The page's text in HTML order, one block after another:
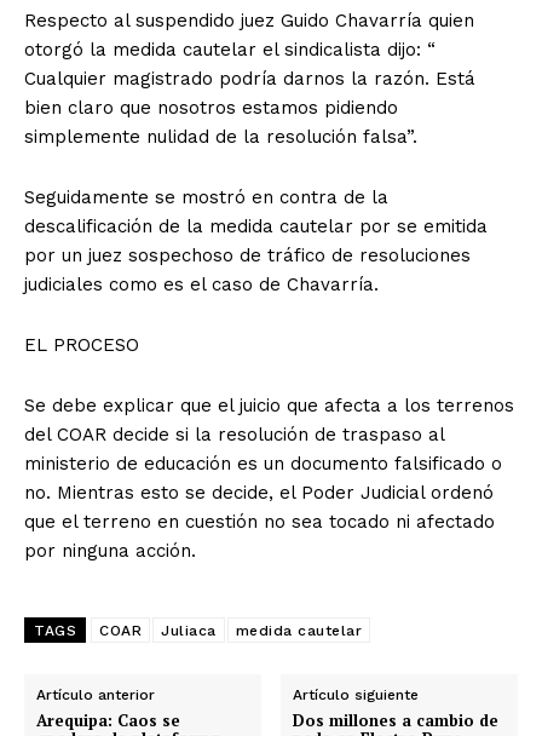
Respecto al suspendido juez Guido Chavarría quien
otorgó la medida cautelar el sindicalista dijo: “
Cualquier magistrado podría darnos la razón. Está
bien claro que nosotros estamos pidiendo
simplemente nulidad de la resolución falsa”.
Seguidamente se mostró en contra de la
descalificación de la medida cautelar por se emitida
por un juez sospechoso de tráfico de resoluciones
judiciales como es el caso de Chavarría.
EL PROCESO
Se debe explicar que el juicio que afecta a los terrenos
del COAR decide si la resolución de traspaso al
ministerio de educación es un documento falsificado o
no. Mientras esto se decide, el Poder Judicial ordenó
que el terreno en cuestión no sea tocado ni afectado
por ninguna acción.
TAGS COAR Juliaca medida cautelar
Artículo anterior
Arequipa: Caos se
Artículo siguiente
Dos millones a cambio de